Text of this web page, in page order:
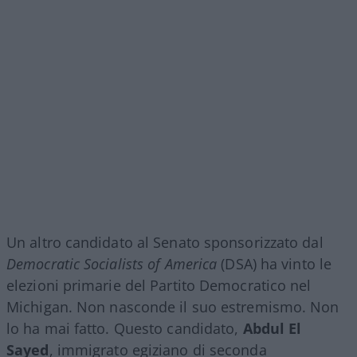
Un altro candidato al Senato sponsorizzato dal
Democratic Socialists of America (DSA) ha vinto le
elezioni primarie del Partito Democratico nel
Michigan. Non nasconde il suo estremismo. Non
lo ha mai fatto. Questo candidato, Abdul El
Sayed, immigrato egiziano di seconda